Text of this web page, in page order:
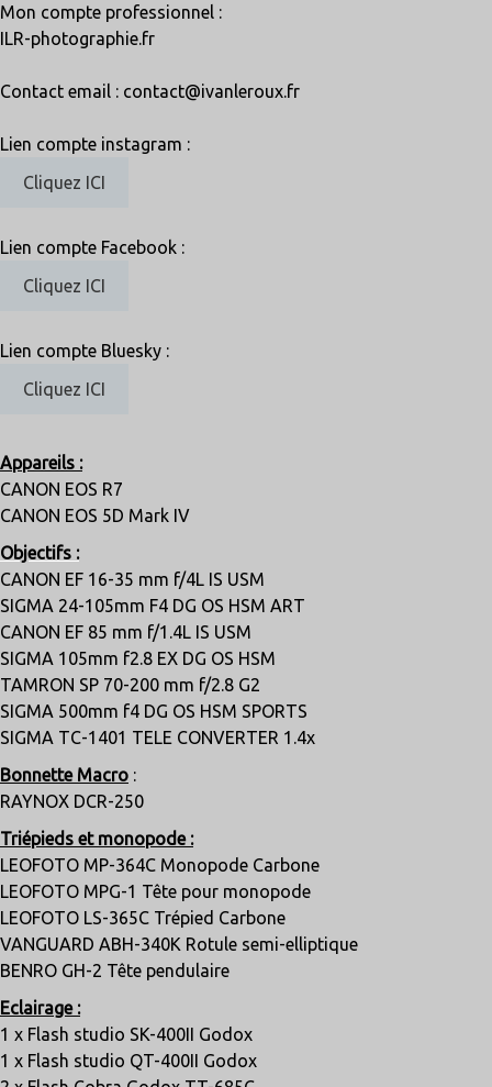
Mon compte professionnel :
ILR-photographie.fr
Contact email : contact@ivanleroux.fr
Lien compte instagram :
Cliquez ICI
Lien compte Facebook :
Cliquez ICI
Lien compte Bluesky :
Cliquez ICI
Appareils :
CANON EOS R7
CANON EOS 5D Mark IV
Objectifs :
CANON EF 16-35 mm f/4L IS USM
SIGMA 24-105mm F4 DG OS HSM ART
CANON EF 85 mm f/1.4L IS USM
SIGMA 105mm f2.8 EX DG OS HSM
TAMRON SP 70-200 mm f/2.8 G2
SIGMA 500mm f4 DG OS HSM SPORTS
SIGMA TC-1401 TELE CONVERTER 1.4x
Bonnette Macro :
RAYNOX DCR-250
Triépieds et monopode :
LEOFOTO MP-364C Monopode Carbone
LEOFOTO MPG-1 Tête pour monopode
LEOFOTO LS-365C Trépied Carbone
VANGUARD ABH-340K Rotule semi-elliptique
BENRO GH-2 Tête pendulaire
Eclairage :
1 x Flash studio SK-400II Godox
1 x Flash studio QT-400II Godox